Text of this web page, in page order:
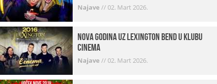
Najave //02. Mart 2026.
Nova godina uz Lexington bend u klubu
Cinema
Najave //02. Mart 2026.